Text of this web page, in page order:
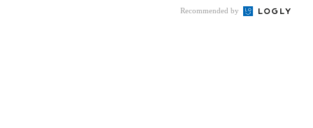
Recommended by